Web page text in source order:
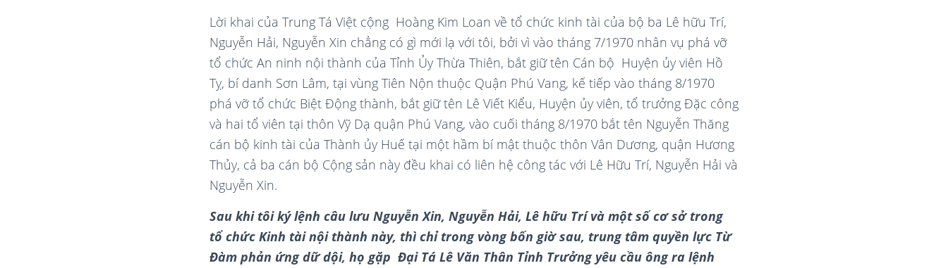
Lời khai của Trung Tá Việt cộng Hoàng Kim Loan về tổ chức kinh tài của bộ ba Lê hữu Trí,
Nguyễn Hải, Nguyễn Xin chẳng có gì mới lạ với tôi, bởi vì vào tháng 7/1970 nhân vụ phá vỡ
tổ chức An ninh nội thành của Tỉnh Ủy Thừa Thiên, bắt giữ tên Cán bộ Huyện ủy viên Hồ
Tỵ, bí danh Sơn Lâm, tại vùng Tiên Nộn thuộc Quận Phú Vang, kế tiếp vào tháng 8/1970
phá vỡ tổ chức Biệt Động thành, bắt giữ tên Lê Viết Kiểu, Huyện ủy viên, tổ trưởng Đặc công
và hai tổ viên tại thôn Vỹ Dạ quận Phú Vang, vào cuối tháng 8/1970 bắt tên Nguyễn Thăng
cán bộ kinh tài của Thành ủy Huế tại một hầm bí mật thuộc thôn Vân Dương, quận Hương
Thủy, cả ba cán bộ Cộng sản này đều khai có liên hệ công tác với Lê Hữu Trí, Nguyễn Hải và
Nguyễn Xin.
Sau khi tôi ký lệnh câu lưu Nguyễn Xin, Nguyễn Hải, Lê hữu Trí và một số cơ sở trong
tổ chức Kinh tài nội thành này, thì chỉ trong vòng bốn giờ sau, trung tâm quyền lực Từ
Đàm phản ứng dữ dội, họ gặp Đại Tá Lê Văn Thân Tỉnh Trưởng yêu cầu ông ra lệnh